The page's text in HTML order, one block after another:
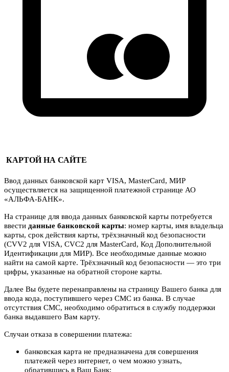
КАРТОЙ НА САЙТЕ
Ввод данных банковской карт VISA, MasterCard, МИР
осуществляется на защищенной платежной странице АО
«АЛЬФА-БАНК».
На странице для ввода данных банковской карты потребуется
ввести данные банковской карты: номер карты, имя владельца
карты, срок действия карты, трёхзначный код безопасности
(CVV2 для VISA, CVC2 для MasterCard, Код Дополнительной
Идентификации для МИР). Все необходимые данные можно
найти на самой карте. Трёхзначный код безопасности — это три
цифры, указанные на обратной стороне карты.
Далее Вы будете перенаправлены на страницу Вашего банка для
ввода кода, поступившего через СМС из банка. В случае
отсутствия СМС, необходимо обратиться в службу поддержки
банка выдавшего Вам карту.
Случаи отказа в совершении платежа:
банковская карта не предназначена для совершения
платежей через интернет, о чем можно узнать,
обратившись в Ваш Банк;